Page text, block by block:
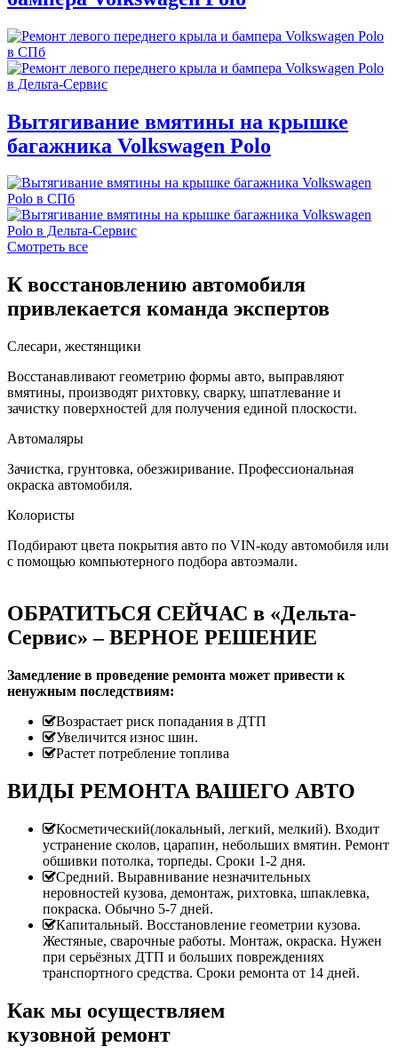
Вытягивание вмятины на крышке
багажника Volkswagen Polo
Смотреть все
К восстановлению автомобиля
привлекается команда экспертов
Слесари, жестянщики
Восстанавливают геометрию формы авто, выправляют
вмятины, производят рихтовку, сварку, шпатлевание и
зачистку поверхностей для получения единой плоскости.
Автомаляры
Зачистка, грунтовка, обезжиривание. Профессиональная
окраска автомобиля.
Колористы
Подбирают цвета покрытия авто по VIN-коду автомобиля или
с помощью компьютерного подбора автоэмали.
ОБРАТИТЬСЯ СЕЙЧАС в «Дельта-
Сервис» – ВЕРНОЕ РЕШЕНИЕ
Замедление в проведение ремонта может привести к
ненужным последствиям:
Возрастает риск попадания в ДТП
Увеличится износ шин.
Растет потребление топлива
ВИДЫ РЕМОНТА ВАШЕГО АВТО
Косметический(локальный, легкий, мелкий). Входит
устранение сколов, царапин, небольших вмятин. Ремонт
обшивки потолка, торпеды. Сроки 1-2 дня.
Средний. Выравнивание незначительных
неровностей кузова, демонтаж, рихтовка, шпаклевка,
покраска. Обычно 5-7 дней.
Капитальный. Восстановление геометрии кузова.
Жестяные, сварочные работы. Монтаж, окраска. Нужен
при серьёзных ДТП и больших повреждениях
транспортного средства. Сроки ремонта от 14 дней.
Как мы осуществляем
кузовной ремонт